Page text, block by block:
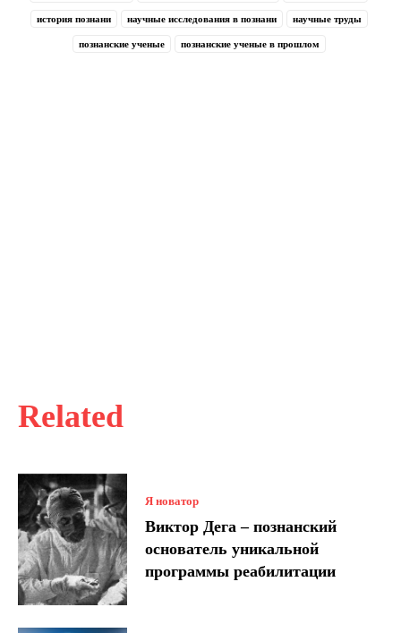
Related
Я новатор
Виктор Дега – познанский
основатель уникальной
программы реабилитации
история познани научные исследования в познани научные труды
познанские ученые познанские ученые в прошлом